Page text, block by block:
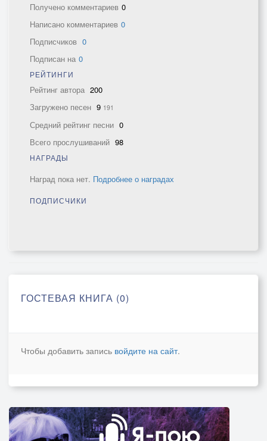
Получено комментариев 0
Написано комментариев 0
Подписчиков 0
Подписан на 0
РЕЙТИНГИ
Рейтинг автора 200
Загружено песен 9 191
Средний рейтинг песни 0
Всего прослушиваний 98
НАГРАДЫ
Наград пока нет. Подробнее о наградах
ПОДПИСЧИКИ
ГОСТЕВАЯ КНИГА (0)
Чтобы добавить запись войдите на сайт.